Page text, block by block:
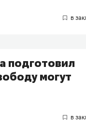
подготовил
могут